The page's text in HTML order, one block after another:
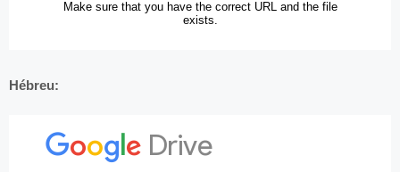
Hébreu: